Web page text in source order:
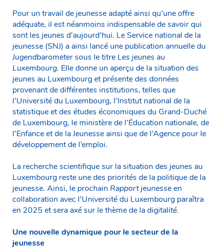
Pour un travail de jeunesse adapté ainsi qu’une offre
adéquate, il est néanmoins indispensable de savoir qui
sont les jeunes d’aujourd’hui. Le Service national de la
jeunesse (SNJ) a ainsi lancé une publication annuelle du
Jugendbarometersous le titre Les jeunes au
Luxembourg. Elle donne un aperçu de la situation des
jeunes au Luxembourg et présente des données
provenant de différentes institutions, telles que
l’Université du Luxembourg, l’Institut national de la
statistique et des études économiques du Grand-Duché
de Luxembourg, le ministère de l’Éducation nationale, de
l’Enfance et de la Jeunesse ainsi que de l’Agence pour le
développement de l’emploi.
La recherche scientifique sur la situation des jeunes au
Luxembourg reste une des priorités de la politique de la
jeunesse. Ainsi, le prochain Rapport jeunesseen
collaboration avec l’Université du Luxembourg paraîtra
en 2025 et sera axé sur le thème de la digitalité.
Une nouvelle dynamique pour le secteur de la
jeunesse